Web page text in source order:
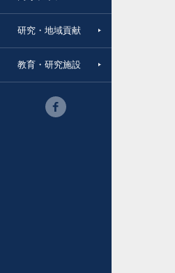
研究・地域貢献
教育・研究施設